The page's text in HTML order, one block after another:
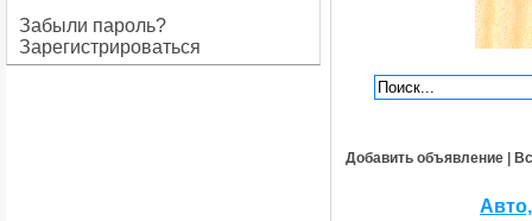
Забыли пароль?
Зарегистрироваться
Добавить объявление |